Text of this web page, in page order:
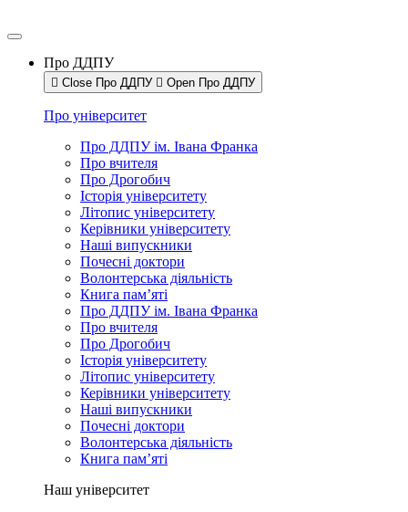
Про ДДПУ
Close Про ДДПУ Open Про ДДПУ
Про університет
Про ДДПУ ім. Івана Франка
Про вчителя
Про Дрогобич
Історія університету
Літопис університету
Керівники університету
Наші випускники
Почесні доктори
Волонтерська діяльність
Книга пам’яті
Про ДДПУ ім. Івана Франка
Про вчителя
Про Дрогобич
Історія університету
Літопис університету
Керівники університету
Наші випускники
Почесні доктори
Волонтерська діяльність
Книга пам’яті
Наш університет